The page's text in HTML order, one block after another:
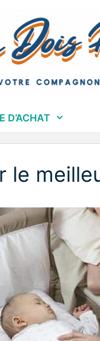
D’ACHAT
le